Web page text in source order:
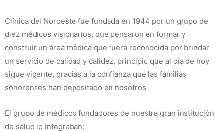
Clínica del Noroeste fue fundada en 1944 por un grupo de
diez médicos visionarios, que pensaron en formar y
construir un área médica que fuera reconocida por brindar
un servicio de calidad y calidez, principio que al día de hoy
sigue vigente, gracias a la confianza que las familias
sonorenses han depositado en nosotros.
El grupo de médicos fundadores de nuestra gran institución
de salud lo integraban: